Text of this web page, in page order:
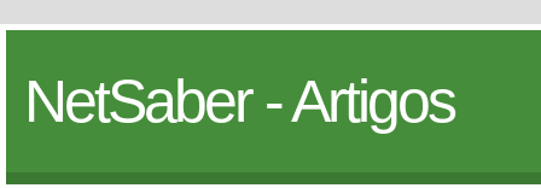
NetSaber - Artigos